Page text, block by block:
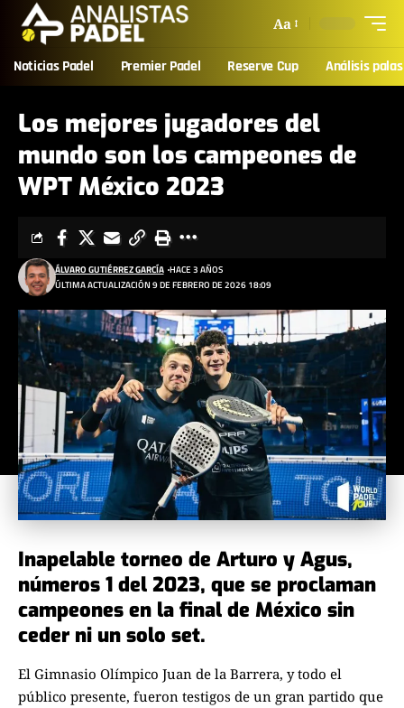
Aa
Noticias Padel Premier Padel Reserve Cup Análisis palas
Los mejores jugadores del
mundo son los campeones de
WPT México 2023
ÚLTIMA ACTUALIZACIÓN 9 DE FEBRERO DE 2026 18:09
ÁLVARO GUTIÉRREZ GARCÍA HACE 3 AÑOS
Inapelable torneo de Arturo y Agus,
números 1 del 2023, que se proclaman
campeones en la final de México sin
ceder ni un solo set.
El Gimnasio Olímpico Juan de la Barrera, y todo el
público presente, fueron testigos de un gran partido que